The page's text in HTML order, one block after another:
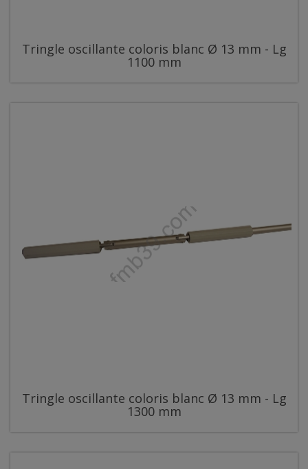
Tringle oscillante coloris blanc Ø 13 mm - Lg
1100 mm
Tringle oscillante coloris blanc Ø 13 mm - Lg
1300 mm